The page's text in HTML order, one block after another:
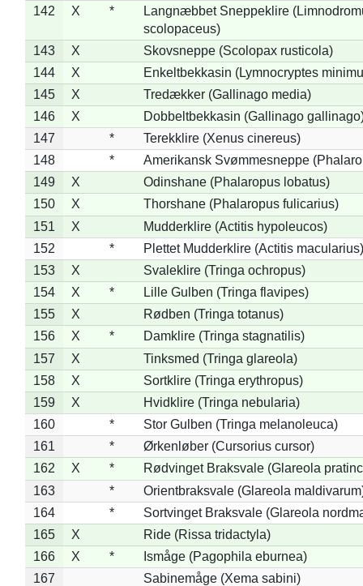
142
X *
Langnæbbet Sneppeklire
scolopaceus)
143
X
Skovsneppe (Scolopax rusticola)
144
X
Enkeltbekkasin (Lymnocryptes
145
X
Tredækker (Gallinago media)
146
X
Dobbeltbekkasin (Gallinago
147
*
Terekklire (Xenus cinereus)
148
*
Amerikansk Svømmesneppe
149
X
Odinshane (Phalaropus lobatus)
150
X
Thorshane (Phalaropus fulicarius)
151
X
Mudderklire (Actitis hypoleucos)
152
*
Plettet Mudderklire (Actitis macularius)
153
X
Svaleklire (Tringa ochropus)
154
X *
Lille Gulben (Tringa flavipes)
155
X
Rødben (Tringa totanus)
156
X *
Damklire (Tringa stagnatilis)
157
X
Tinksmed (Tringa glareola)
158
X
Sortklire (Tringa erythropus)
159
X
Hvidklire (Tringa nebularia)
160
*
Stor Gulben (Tringa melanoleuca)
161
*
Ørkenløber (Cursorius cursor)
162
X *
Rødvinget Braksvale (Glareola
163
*
Orientbraksvale (Glareola
164
*
Sortvinget Braksvale (Glareola
165
X
Ride (Rissa tridactyla)
166
X *
Ismåge (Pagophila eburnea)
167
Sabinemåge (Xema sabini)